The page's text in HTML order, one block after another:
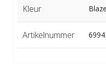
Kleur Blaze
Artikelnummer